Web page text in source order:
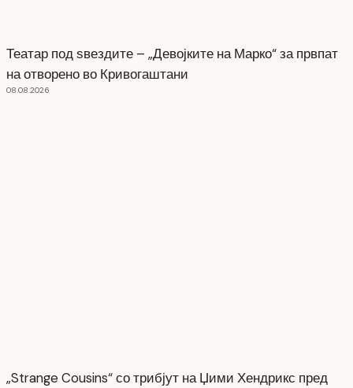
Театар под ѕвездите – „Девојките на Марко“ за првпат
на отворено во Кривогаштани
08.08.2026
„Strange Cousins“ со трибјут на Џими Хендрикс пред